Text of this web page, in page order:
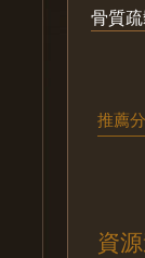
骨質
推薦
資